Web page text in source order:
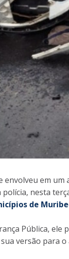
envolveu em
nesta
de
Pública,
versão para